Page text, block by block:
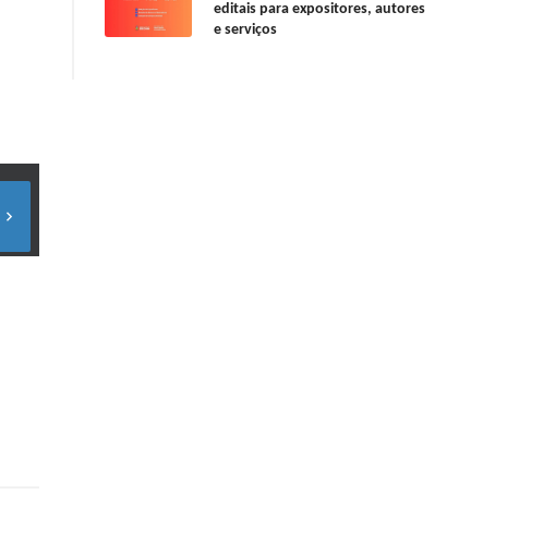
keyboard_arrow_right
editais para expositores, autores
e serviços